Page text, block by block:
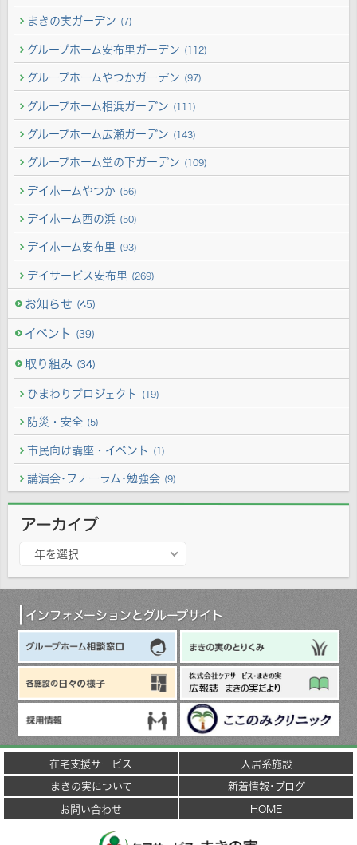
まきの実ガーデン (7)
グループホーム安布里ガーデン (112)
グループホームやつかガーデン (97)
グループホーム相浜ガーデン (111)
グループホーム広瀬ガーデン (143)
グループホーム堂の下ガーデン (109)
デイホームやつか (56)
デイホーム西の浜 (50)
デイホーム安布里 (93)
デイサービス安布里 (269)
お知らせ (45)
イベント (39)
取り組み (34)
ひまわりプロジェクト (19)
防災・安全 (5)
市民向け講座・イベント (1)
講演会･フォーラム･勉強会 (9)
アーカイブ
カ
年を選択
インフォメーションとグループサイト
在宅支援サービス
入居系施設
まきの実について
新着情報･ブログ
お問い合わせ
HOME